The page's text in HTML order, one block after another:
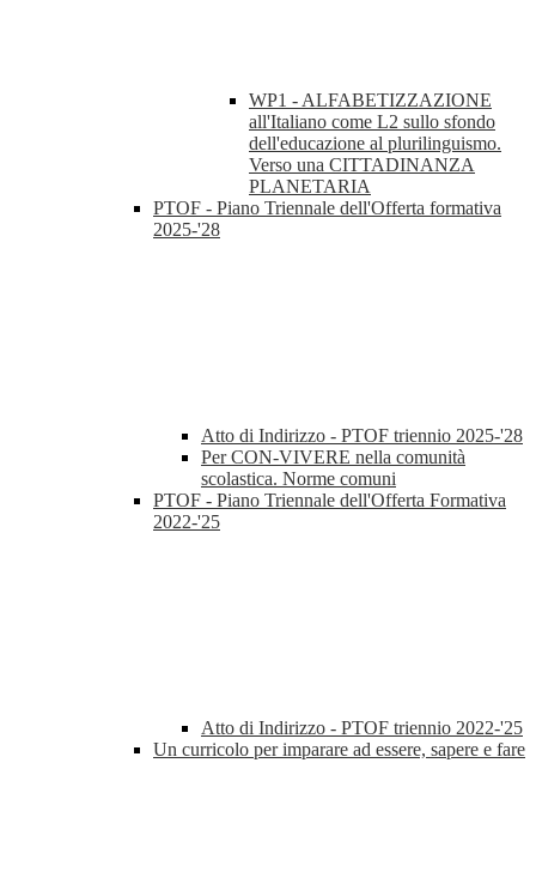
WP1 - ALFABETIZZAZIONE
all'Italiano come L2 sullo sfondo
dell'educazione al plurilinguismo.
Verso una CITTADINANZA
PLANETARIA
PTOF - Piano Triennale dell'Offerta formativa
2025-'28
Atto di Indirizzo - PTOF triennio 2025-'28
Per CON-VIVERE nella comunità
scolastica. Norme comuni
PTOF - Piano Triennale dell'Offerta Formativa
2022-'25
Atto di Indirizzo - PTOF triennio 2022-'25
Un curricolo per imparare ad essere, sapere e fare